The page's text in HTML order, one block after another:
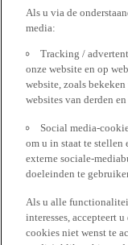
Als u via de
media:
Tracking /
onze website en op
website, zoals
websites van derden
Social media-
om u in staat te
externe sociale-
doeleinden te
Als u alle
interesses, accepteert
cookies niet wenst te